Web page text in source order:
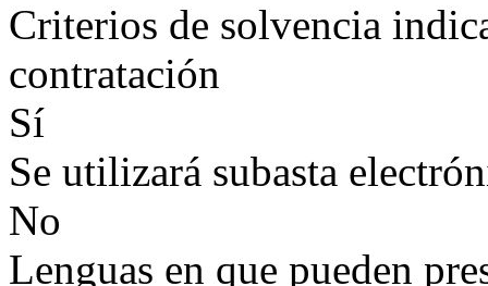
Criterios de solvencia
contratación
Sí
Se utilizará subasta
No
Lenguas en que pueden